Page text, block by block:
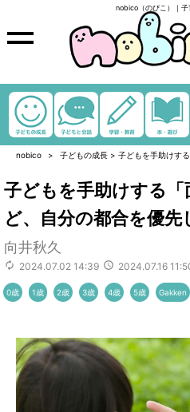
nobico（のびこ）｜子
nobico 子どもの成長 > 子どもを手助けす
子どもを手助けする
ど、自分の都合を優
向井秋久
2024.07.02 14:39 2024.07.16
0歳 1歳 2歳 3歳 4歳 5歳 Gakken